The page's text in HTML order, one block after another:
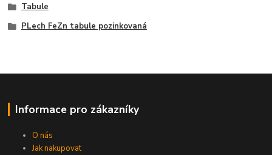
Tabule
PLech FeZn tabule pozinkovaná
Informace pro zákazníky
O nás
Jak nakupovat